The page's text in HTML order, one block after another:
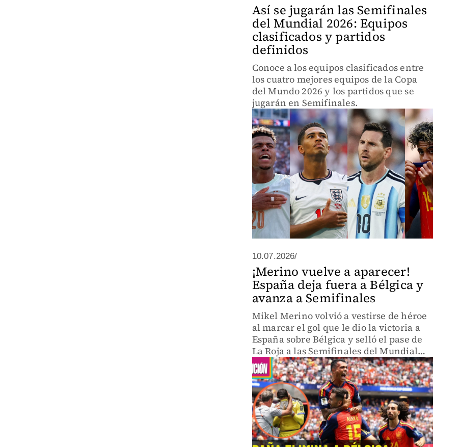
Así se jugarán las Semifinales
del Mundial 2026: Equipos
clasificados y partidos
definidos
Conoce a los equipos clasificados entre
los cuatro mejores equipos de la Copa
del Mundo 2026 y los partidos que se
jugarán en Semifinales.
10.07.2026/
¡Merino vuelve a aparecer!
España deja fuera a Bélgica y
avanza a Semifinales
Mikel Merino volvió a vestirse de héroe
al marcar el gol que le dio la victoria a
España sobre Bélgica y selló el pase de
La Roja a las Semifinales del Mundial
2026, donde ahora enfrentará a Francia
en busca de un lugar en la Gran Final.